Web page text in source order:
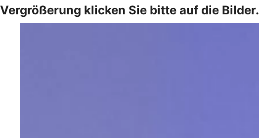
Vergrößerung klicken Sie bitte auf die Bilder.